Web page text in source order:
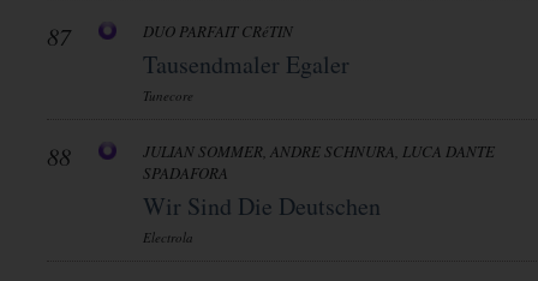
87 DUO PARFAIT CRéTIN
Tausendmaler Egaler
Tunecore
88
JULIAN SOMMER, ANDRE SCHNURA, LUCA DANTE
SPADAFORA
Wir Sind Die Deutschen
Electrola